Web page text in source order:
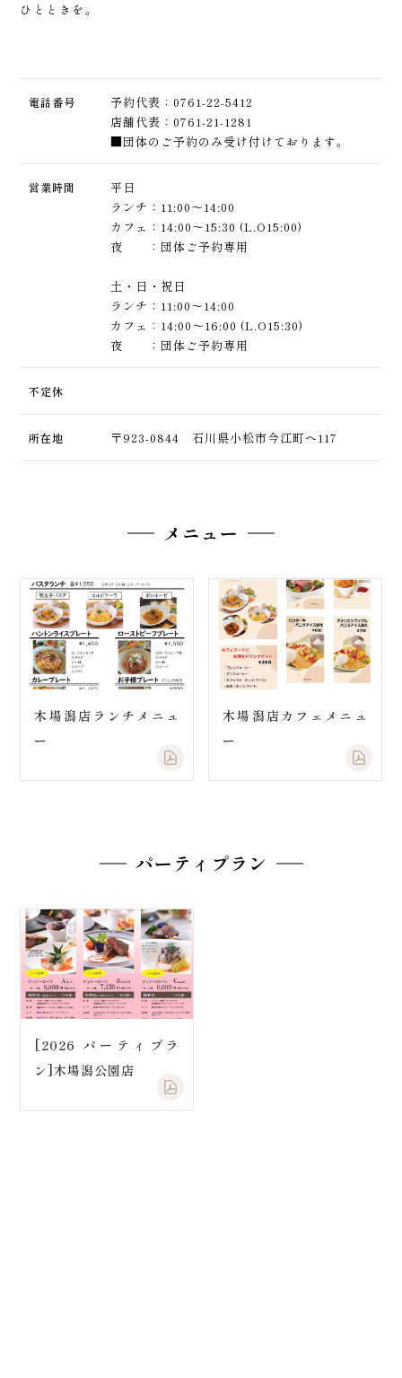
ひとときを。
電話番号
予約代表：0761-22-5412
店舗代表：0761-21-1281
■団体のご予約のみ受け付けております。
営業時間
平日
ランチ：11:00〜14:00
カフェ：14:00〜15:30 (L.O15:00)
夜 ：団体ご予約専用
土・日・祝日
ランチ：11:00〜14:00
カフェ：14:00〜16:00 (L.O15:30)
夜 ：団体ご予約専用
不定休
所在地 〒923-0844 石川県小松市今江町へ117
メニュー
木場潟店ランチメニュ
ー
木場潟店カフェメニュ
ー
パーティプラン
[2026 パーティプラ
ン]木場潟公園店